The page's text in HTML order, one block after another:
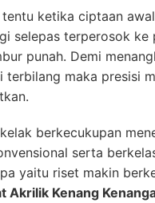
ketika ciptaan
selepas terperosok ke
punah. Demi
terbilang maka presisi
berkecukupan
serta
yaitu riset makin
Akrilik Kenang